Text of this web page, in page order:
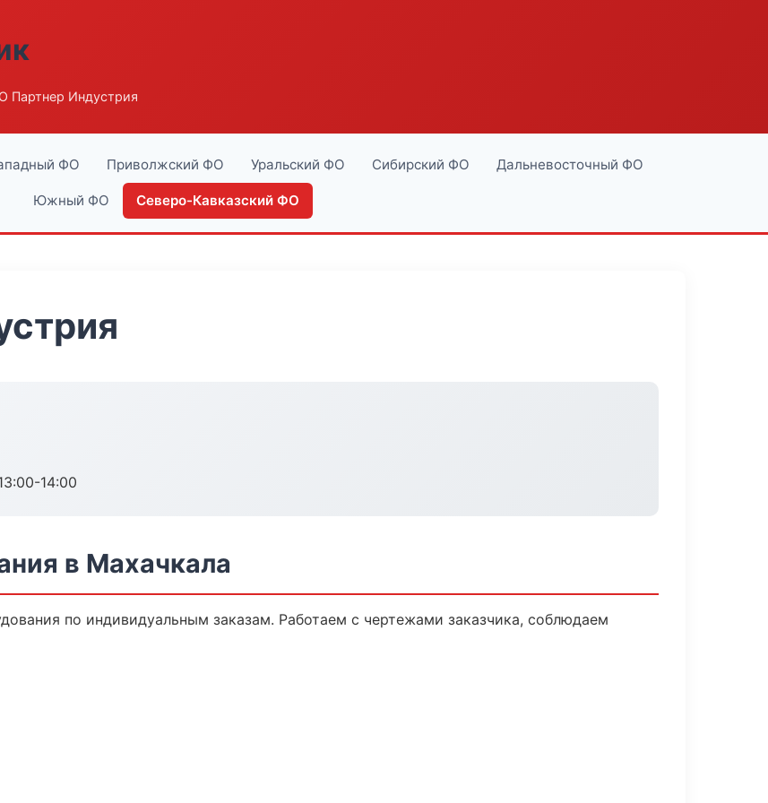
Партнер Индустрия
ФО Приволжский ФО Уральский ФО Сибирский ФО Дальневосточный ФО
Южный ФО Северо-Кавказский ФО
14:00
в Махачкала
по индивидуальным заказам. Работаем с чертежами заказчика, соблюдаем